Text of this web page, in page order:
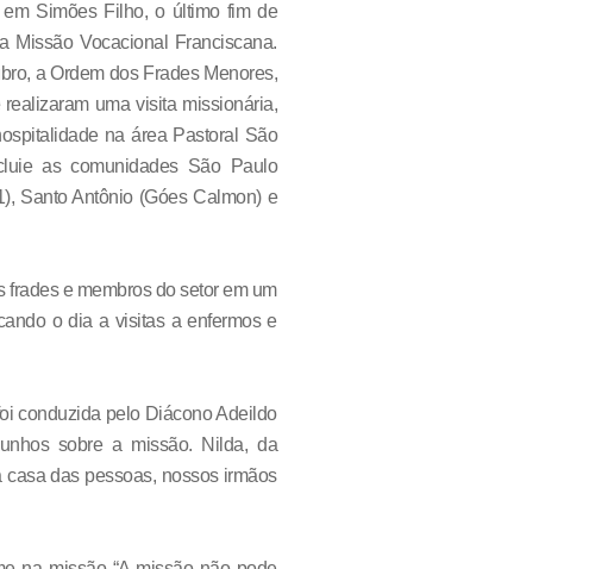
Simões Filho, o último fim de
Missão Vocacional Franciscana.
a Ordem dos Frades Menores,
uma visita missionária,
na área Pastoral São
as comunidades São Paulo
Santo Antônio (Góes Calmon) e
e membros do setor em um
o dia a visitas a enfermos e
conduzida pelo Diácono Adeildo
sobre a missão. Nilda, da
das pessoas, nossos irmãos